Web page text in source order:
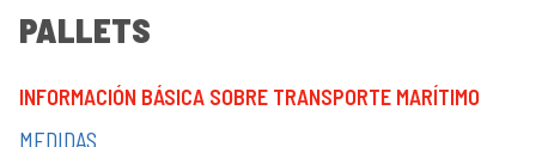
PALLETS
INFORMACIÓN BÁSICA SOBRE TRANSPORTE MARÍTIMO
MEDIDAS